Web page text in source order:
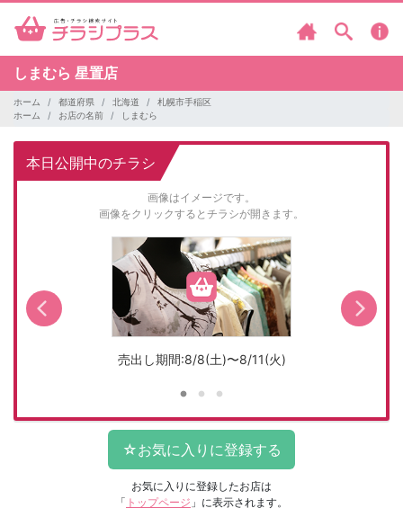
しまむら 星置店
ホーム 都道府県 北海道
札幌市手稲区
ホーム
お店の名前 しまむら
本日公開中のチラシ
画像はイメージです。
画像をクリックするとチラシが開きます。
売出し期間:8/8(土)〜8/11(火)
お気に入りに登録したお店は
「 トップページ 」に表示されます。